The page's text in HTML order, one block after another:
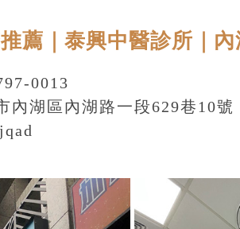
薦｜泰興中醫診所｜
0013
內湖區內湖路一段629巷10號